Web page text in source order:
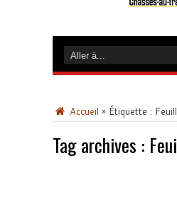
Accueil » Étiquette :
Tag archives :